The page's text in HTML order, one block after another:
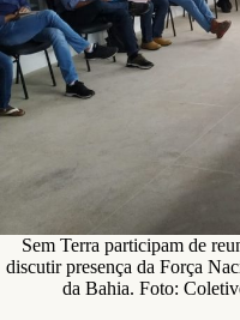
Sem Terra participam de
discutir presença da Força
da Bahia. Foto: